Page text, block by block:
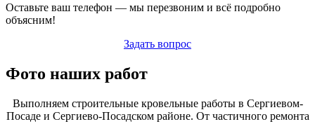
Оставьте ваш телефон — мы перезвоним и всё подробно
объясним!
Задать вопрос
Фото наших работ
Выполняем строительные кровельные работы в Сергиевом-
Посаде и Сергиево-Посадском районе. От частичного ремонта